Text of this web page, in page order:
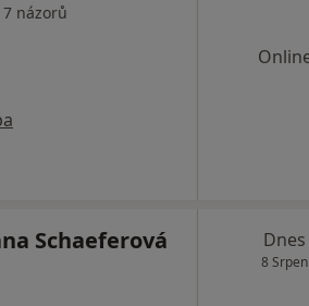
7 názorů
Schaeferová Dnes
8 Srpen